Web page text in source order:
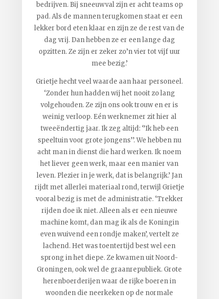
bedrijven. Bij sneeuwval zijn er acht teams op
pad. Als de mannen terugkomen staat er een
lekker bord eten klaar en zijn ze de rest van de
dag vrij. Dan hebben ze er een lange dag
opzitten. Ze zijn er zeker zo’n vier tot vijf uur
mee bezig.’
Grietje hecht veel waarde aan haar personeel.
‘Zonder hun hadden wij het nooit zo lang
volgehouden. Ze zijn ons ook trouw en er is
weinig verloop. Eén werknemer zit hier al
tweeëndertig jaar. Ik zeg altijd: ‘’Ik heb een
speeltuin voor grote jongens’’. We hebben nu
acht man in dienst die hard werken. Ik noem
het liever geen werk, maar een manier van
leven. Plezier in je werk, dat is belangrijk.’ Jan
rijdt met allerlei materiaal rond, terwijl Grietje
vooral bezig is met de administratie. ‘Trekker
rijden doe ik niet. Alleen als er een nieuwe
machine komt, dan mag ik als de Koningin
even wuivend een rondje maken’, vertelt ze
lachend. Het was toentertijd best wel een
sprong in het diepe. Ze kwamen uit Noord-
Groningen, ook wel de graanrepubliek. Grote
herenboerderijen waar de rijke boeren in
woonden die neerkeken op de normale